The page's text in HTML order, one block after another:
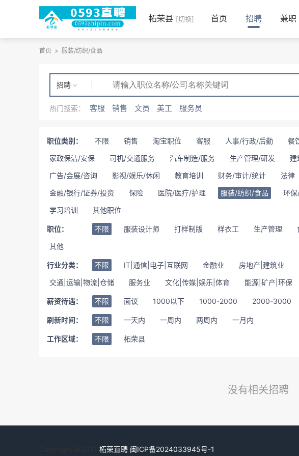
柘荣县 [切换] 首页 招聘 兼职
首页 > 服装/纺织/食品
招聘
热门搜索： 客服 销售 文员 美工 服务员
职位类别： 不限 销售 淘宝职位 客服 人事/行政/后勤 餐
家政保洁/安保
司机/交通服务 汽车制造/服务 生产管理/研发 建
广告/会展/咨询
影视/娱乐/休闲 教育培训 财务/审计/统计 法律
金融/银行/证券/投资
保险 医院/医疗/护理 服装/纺织/食品 环
学习培训
其他职位
职位： 不限 服装设计师 打样制版 样衣工 生产管理
其他
行业分类： 不限 IT|通信|电子|互联网 金融业 房地产|建筑业
交通|运输|物流|仓储
服务业 文化|传媒|娱乐|体育 能源|矿产|环保
薪资待遇： 不限 面议 1000以下 1000-2000 2000-3000
刷新时间： 不限 一天内 一周内 两周内 一月内
工作区域： 不限 柘荣县
没有相关招聘
柘荣直聘 闽ICP备2024033945号-1